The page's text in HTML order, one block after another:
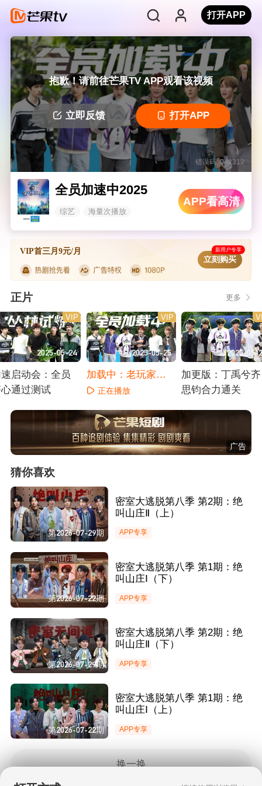
打开APP
抱歉！请前往芒果TV APP观看该视频
立即反馈 打开APP
错误码: 042312
全员加速中2025
综艺 海量次播放
APP看高清
VIP首三月9元/月 新用户专享
立刻购买
正片 更多
2025-05-24
VIP
启动会：全员
通过测试
2025-05-25
VIP
加载中：老玩家苏
醒传授经验
正在播放
2025-05-
加更版：丁禹兮齐
思钧合力通关
广告
猜你喜欢
第2026-07-29期
密室大逃脱第八季 第2期：绝
叫山庄Ⅱ（上）
APP专享
第2026-07-22期
密室大逃脱第八季 第1期：绝
叫山庄Ⅰ（下）
APP专享
第2026-07-29期
密室大逃脱第八季 第2期：绝
叫山庄Ⅱ（下）
APP专享
第2026-07-22期
密室大逃脱第八季 第1期：绝
叫山庄Ⅰ（上）
APP专享
换一换